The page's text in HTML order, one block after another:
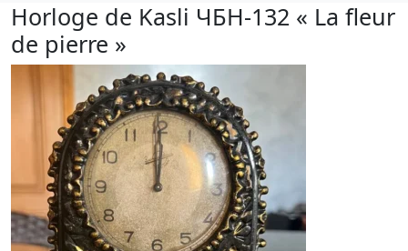
Horloge de Kasli ЧБH-132 « La fleur
de pierre »